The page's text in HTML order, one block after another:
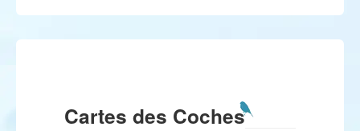
Cartes des Coches